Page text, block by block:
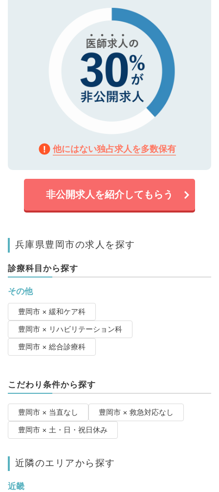
で、機密保持に関してもご安心ください。
他にはない独占求人を多数保有
非公開求人を紹介してもらう
兵庫県豊岡市の求人を探す
診療科目から探す
その他
豊岡市 × 緩和ケア科
豊岡市 × リハビリテーション科
豊岡市 × 総合診療科
こだわり条件から探す
豊岡市 × 当直なし
豊岡市 × 救急対応なし
豊岡市 × 土・日・祝日休み
近隣のエリアから探す
近畿